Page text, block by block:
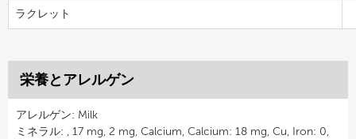
ラクレット
栄養とアレルゲン
アレルゲン: Milk
ミネラル: , 17 mg, 2 mg, Calcium, Calcium: 18 mg, Cu, Iron: 0,